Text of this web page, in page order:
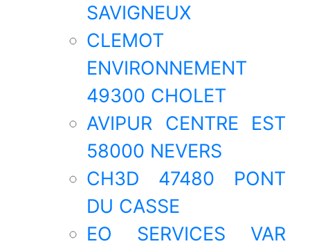
SAVIGNEUX
CLEMOT
ENVIRONNEMENT
49300 CHOLET
AVIPUR CENTRE EST
58000 NEVERS
CH3D 47480 PONT
DU CASSE
EO SERVICES VAR